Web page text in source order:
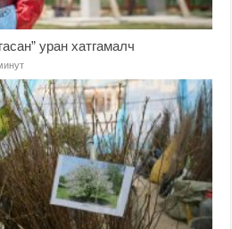
уран хатгамалч